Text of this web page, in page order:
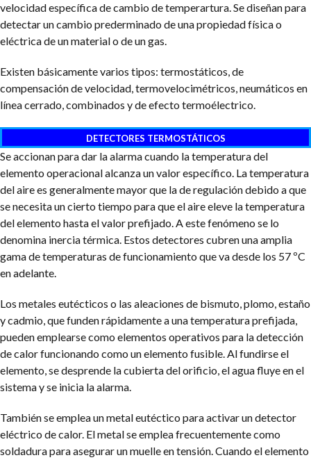
velocidad específica de cambio de temperartura. Se diseñan para
detectar un cambio prederminado de una propiedad física o
eléctrica de un material o de un gas.
Existen básicamente varios tipos: termostáticos, de
compensación de velocidad, termovelocimétricos, neumáticos en
línea cerrado, combinados y de efecto termoélectrico.
DETECTORES TERMOSTÁTICOS
Se accionan para dar la alarma cuando la temperatura del
elemento operacional alcanza un valor específico. La temperatura
del aire es generalmente mayor que la de regulación debido a que
se necesita un cierto tiempo para que el aire eleve la temperatura
del elemento hasta el valor prefijado. A este fenómeno se lo
denomina inercia térmica. Estos detectores cubren una amplia
gama de temperaturas de funcionamiento que va desde los 57 ºC
en adelante.
Los metales eutécticos o las aleaciones de bismuto, plomo, estaño
y cadmio, que funden rápidamente a una temperatura prefijada,
pueden emplearse como elementos operativos para la detección
de calor funcionando como un elemento fusible. Al fundirse el
elemento, se desprende la cubierta del orificio, el agua fluye en el
sistema y se inicia la alarma.
También se emplea un metal eutéctico para activar un detector
eléctrico de calor. El metal se emplea frecuentemente como
soldadura para asegurar un muelle en tensión. Cuando el elemento